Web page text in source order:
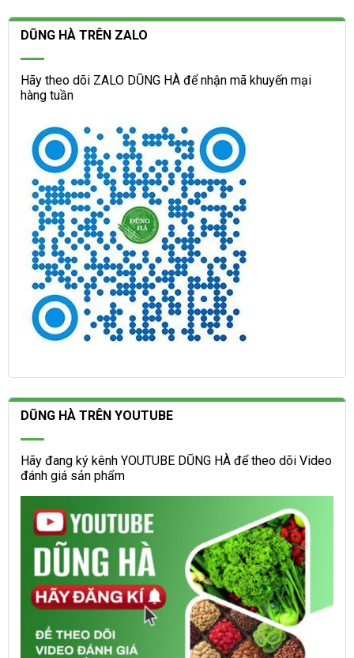
DŨNG HÀ TRÊN ZALO
Hãy theo dõi ZALO DŨNG HÀ để nhận mã khuyến mại
hàng tuần
DŨNG HÀ TRÊN YOUTUBE
Hãy đang ký kênh YOUTUBE DŨNG HÀ để theo dõi Video
đánh giá sản phẩm